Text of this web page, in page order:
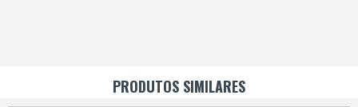
PRODUTOS SIMILARES